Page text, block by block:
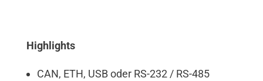
Highlights
CAN, ETH, USB oder RS-232 / RS-485